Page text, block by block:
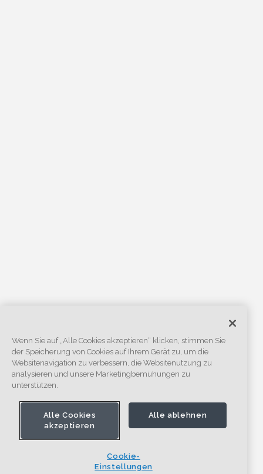
Wenn Sie auf „Alle Cookies akzeptieren“ klicken, stimmen Sie
der Speicherung von Cookies auf Ihrem Gerät zu, um die
Websitenavigation zu verbessern, die Websitenutzung zu
analysieren und unsere Marketingbemühungen zu
unterstützen.
Alle Cookies
akzeptieren
Alle ablehnen
Cookie-
Einstellungen